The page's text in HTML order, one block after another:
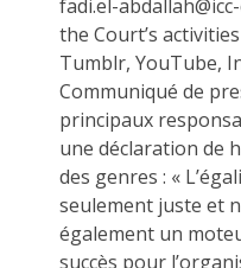
fadi.el-
the Court’s
Tumblr, YouTube,
Communiqué de
principaux
une déclaration de
des genres : «
seulement juste et
également un
succès pour